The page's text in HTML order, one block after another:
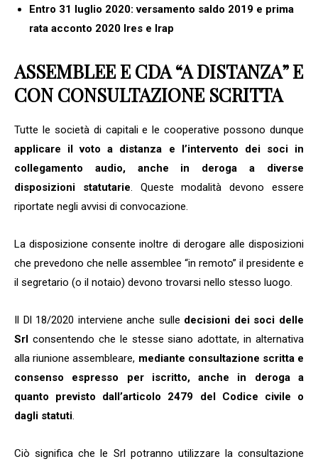
Entro 31 luglio 2020: versamento saldo 2019 e prima
rata acconto 2020 Ires e Irap
ASSEMBLEE ECDA “A DISTANZA”E
CON CONSULTAZIONE SCRITTA
Tutte le società di capitali e le cooperative possono dunque
applicare il voto a distanza e l’intervento dei soci in
collegamento audio, anche in deroga a diverse
disposizioni statutarie . Queste modalità devono essere
riportate negli avvisi di convocazione.
La disposizione consente inoltre di derogare alle disposizioni
che prevedono che nelle assemblee “in remoto” il presidente e
il segretario (o il notaio) devono trovarsi nello stesso luogo.
Il Dl 18/2020 interviene anche sulle decisioni dei soci delle
Srl consentendo che le stesse siano adottate, in alternativa
alla riunione assembleare, mediante consultazione scritta e
consenso espresso per iscritto,
anche in deroga a
quanto previsto dall’articolo 2479 del Codice civile o
dagli statuti
Ciò significa che le Srl potranno utilizzare la consultazione